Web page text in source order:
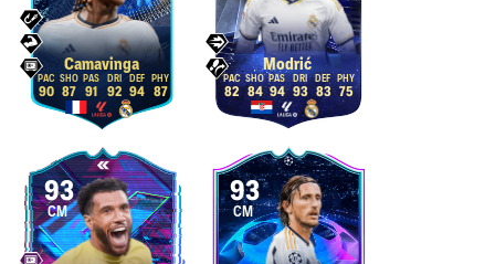
Camavinga
90 87 91 92 94 87
Modrić
82 84 94 93 83 75
93
CM
93
CM